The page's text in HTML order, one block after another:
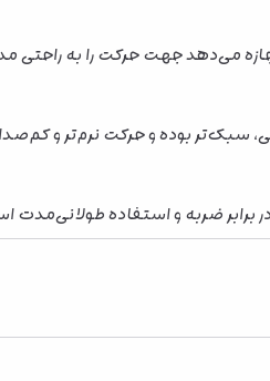
می‌دهد جهت حرکت را به راحتی
برابر ضربه و استفاده